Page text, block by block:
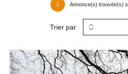
1 Annonce(s) trouvée(s)
Trier par